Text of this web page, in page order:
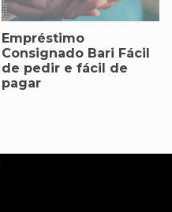
Empréstimo
Consignado Bari Fácil
de pedir e fácil de
pagar